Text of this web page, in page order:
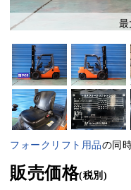
最
フォークリフト用品の同
販売価格(税別)